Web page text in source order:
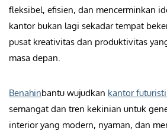
fleksibel, efisien, dan mencerminkan
kantor bukan lagi sekadar tempat
pusat kreativitas dan produktivitas
masa depan.
Benahinbantu wujudkan kantor
semangat dan tren kekinian untuk
interior yang modern, nyaman, dan